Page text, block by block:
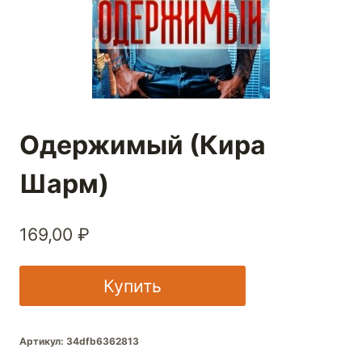
Одержимый (Кира
Шарм)
169,00 ₽
Купить
Артикул: 34dfb6362813